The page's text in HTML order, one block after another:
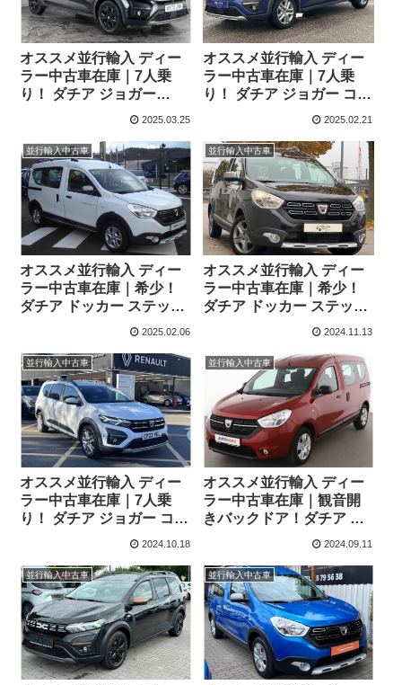
オススメ並行輸入 ディー
ラー中古車在庫｜7人乗
り！ ダチア ジョガー
Extreme SE TCe110 6MT
2025.03.25
オススメ並行輸入 ディー
ラー中古車在庫｜7人乗
り！ ダチア ジョガー コン
フォート TCe110 6MT 右
2025.02.21
並行輸入中古車
オススメ並行輸入 ディー
ラー中古車在庫｜希少！
ダチア ドッカー ステップ
ウェイプラスTCe 130
2025.02.06
並行輸入中古車
オススメ並行輸入 ディー
ラー中古車在庫｜希少！
ダチア ドッカー ステップ
ウェイプラスTCe 130
2024.11.13
並行輸入中古車
オススメ並行輸入 ディー
ラー中古車在庫｜7人乗
り！ ダチア ジョガー コン
フォート TCe110 6MT 右
2024.10.18
並行輸入中古車
オススメ並行輸入 ディー
ラー中古車在庫｜観音開
きバックドア！ダチア ド
ッカー コンフォート TCe
2024.09.11
並行輸入中古車 並行輸入中古車